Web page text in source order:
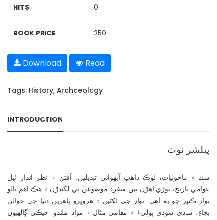
HITS 0
BOOK PRICE 250
Download Read
Tags: History, Archaeology
INTRODUCTION
پبلشر نوٽ
سنڌ ۾ ماحوليات، لوڪ ڏاھپ آبھوائي تبديلين، آفتن ۽ نظر انداز ٿيل
عوامي تاريخ، توڙي اھڙن ٻين منفرد موضوعن تي لکندڙن ۾ ھڪ اھم نالو
نواز ڪنڀر جو به آھي. نواز جي لکڻين ۾ ھروڀرو ٻاھرين دنيا جي حوالن
بجاءِ، سادي سودي ٻوليءَ ۾ مقامي مثال ۽ مواد ملندو. جيڪي ڳالھيون